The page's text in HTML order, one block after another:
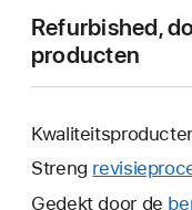
Refurbished,
producten
Streng
Gedekt door de